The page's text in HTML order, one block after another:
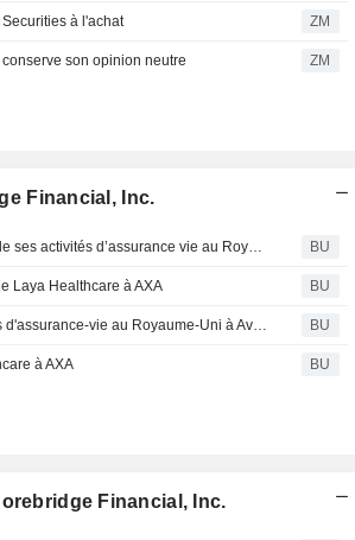
à l'achat ZM
son opinion neutre ZM
Financial, Inc.
Corebridge Financial achève la vente de ses activités d’assurance vie au Royaume-Uni à Aviva plc BU
Laya Healthcare à AXA BU
Corebridge Financial vend ses activités d'assurance-vie au Royaume-Uni à Aviva plc BU
à AXA BU
Financial, Inc.